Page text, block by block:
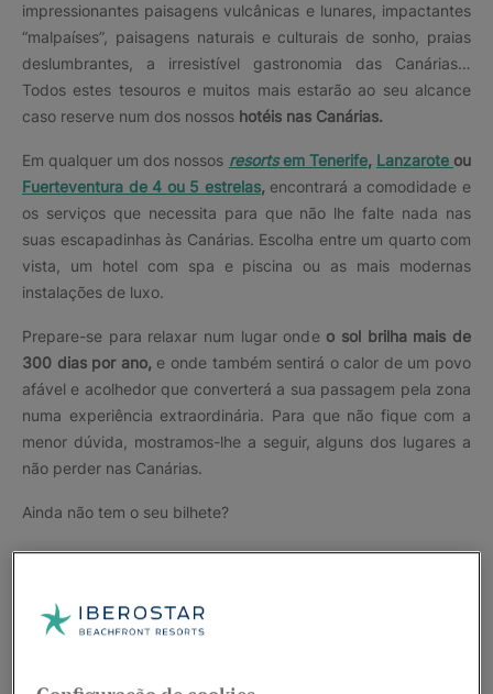
impressionantes paisagens vulcânicas e lunares, impactantes
“malpaíses”, paisagens naturais e culturais de sonho, praias
deslumbrantes, a irresistível gastronomia das Canárias…
Todos estes tesouros e muitos mais estarão ao seu alcance
caso reserve num dos nossos hotéis nas Canárias.
Em qualquer um dos nossos resortsem Tenerife, Lanzarote ou
Fuerteventura de 4 ou 5 estrelas,encontrará a comodidade e
os serviços que necessita para que não lhe falte nada nas
suas escapadinhas às Canárias. Escolha entre um quarto com
vista, um hotel com spa e piscina ou as mais modernas
instalações de luxo.
Prepare-se para relaxar num lugar onde o sol brilha mais de
300 dias por ano,e onde também sentirá o calor de um povo
afável e acolhedor que converterá a sua passagem pela zona
numa experiência extraordinária. Para que não fique com a
menor dúvida, mostramos-lhe a seguir, alguns dos lugares a
não perder nas Canárias.
Ainda não tem o seu bilhete?